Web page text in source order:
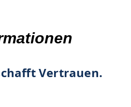
Vertrauen.